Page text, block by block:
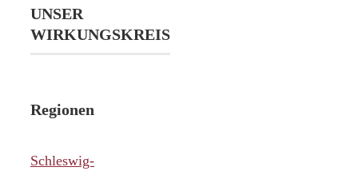
UNSER
WIRKUNGSKREIS
Regionen
Schleswig-